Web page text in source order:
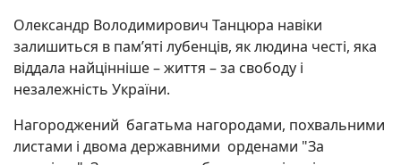
Олександр Володимирович Танцюра навіки
залишиться в пам’яті лубенців, як людина честі, яка
віддала найцінніше – життя – за свободу і
незалежність України.
Нагороджений багатьма нагородами, похвальними
листами і двома державними орденами "За